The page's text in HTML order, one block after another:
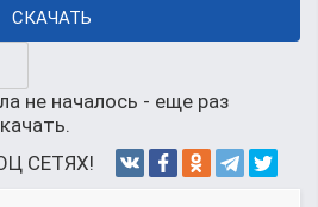
СКАЧАТЬ
не началось - еще раз
СЕТЯХ!